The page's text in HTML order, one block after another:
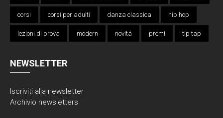
corsi corsi per adulti danza classica hip hop
lezioni di prova modern novità premi tip tap
NEWSLETTER
Iscriviti alla newsletter
Archivio newsletters